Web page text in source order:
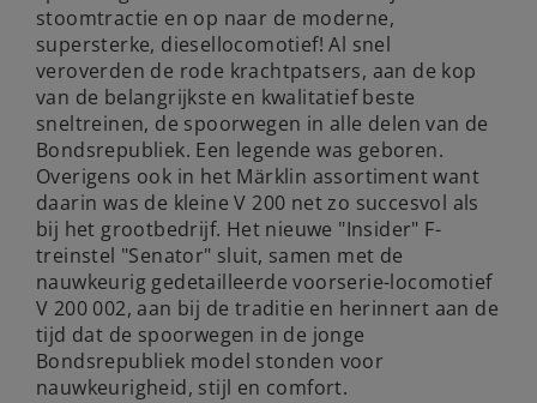
stoomtractie en op naar de moderne,
supersterke, diesellocomotief! Al snel
veroverden de rode krachtpatsers, aan de kop
van de belangrijkste en kwalitatief beste
sneltreinen, de spoorwegen in alle delen van de
Bondsrepubliek. Een legende was geboren.
Overigens ook in het Märklin assortiment want
daarin was de kleine V 200 net zo succesvol als
bij het grootbedrijf. Het nieuwe "Insider" F-
treinstel "Senator" sluit, samen met de
nauwkeurig gedetailleerde voorserie-locomotief
V 200 002, aan bij de traditie en herinnert aan de
tijd dat de spoorwegen in de jonge
Bondsrepubliek model stonden voor
nauwkeurigheid, stijl en comfort.